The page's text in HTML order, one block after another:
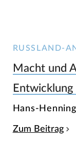
RUSSLAND-
Macht und
Hans-
Zum Beitrag